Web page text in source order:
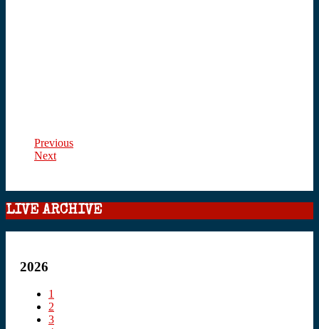
Previous
Next
LIVE ARCHIVE
2026
1
2
3